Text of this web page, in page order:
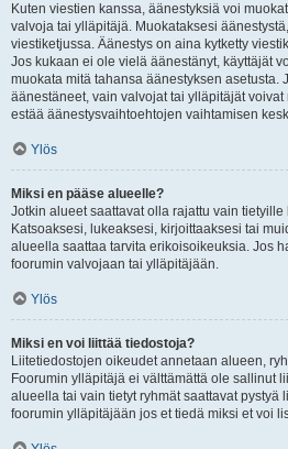
Kuten viestien kanssa, äänestyksiä voi
valvoja tai ylläpitäjä. Muokataksesi
viestiketjussa. Äänestys on aina kytketty
Jos kukaan ei ole vielä äänestänyt, käyttäjät
muokata mitä tahansa äänestyksen asetusta.
äänestäneet, vain valvojat tai ylläpitäjät
estää äänestysvaihtoehtojen vaihtamisen
Ylös
Miksi en pääse alueelle?
Jotkin alueet saattavat olla rajattu vain
Katsoaksesi, lukeaksesi, kirjoittaaksesi tai
alueella saattaa tarvita erikoisoikeuksia. Jos
foorumin valvojaan tai ylläpitäjään.
Ylös
Miksi en voi liittää tiedostoja?
Liitetiedostojen oikeudet annetaan alueen,
Foorumin ylläpitäjä ei välttämättä ole sallinut
alueella tai vain tietyt ryhmät saattavat pystyä
foorumin ylläpitäjään jos et tiedä miksi et voi